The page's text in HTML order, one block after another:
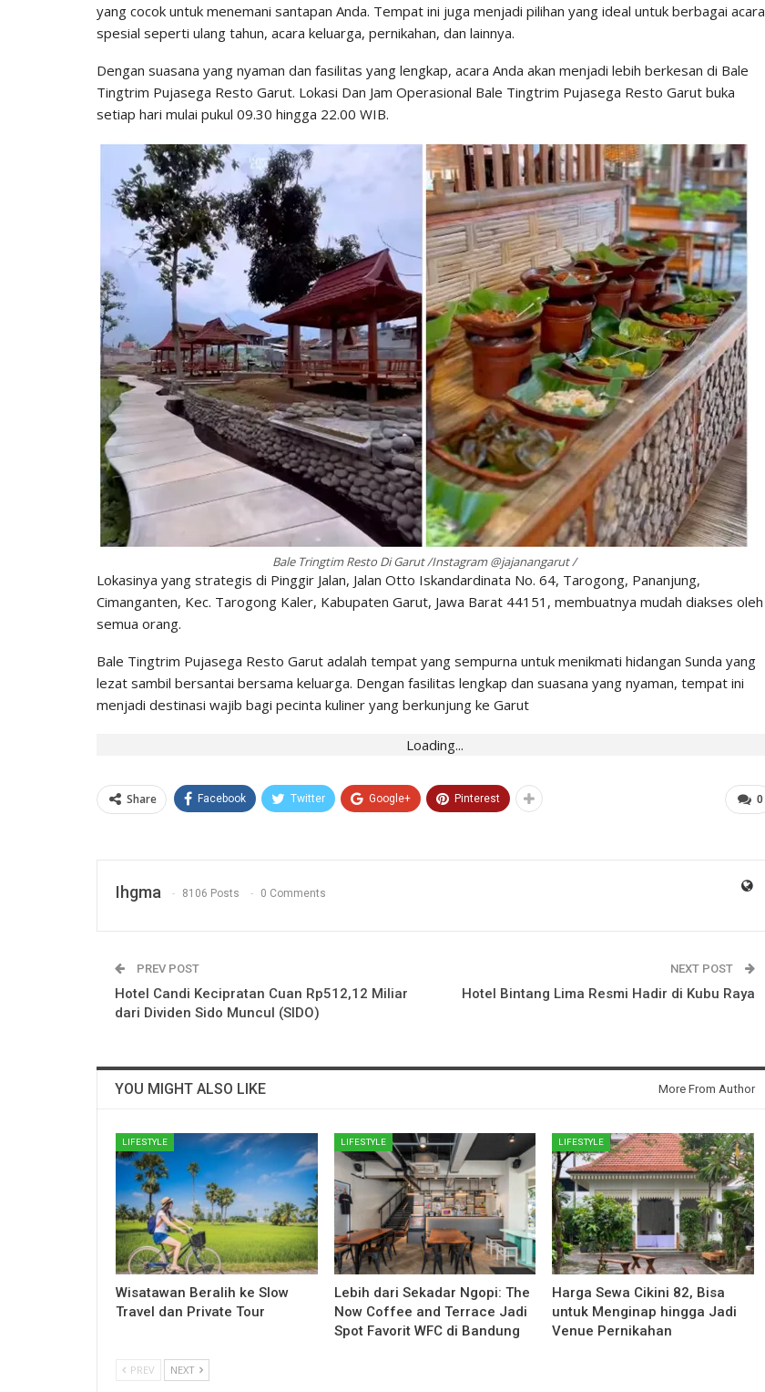
yang cocok untuk menemani santapan Anda. Tempat ini juga menjadi pilihan yang ideal untuk berbagai acara
spesial seperti ulang tahun, acara keluarga, pernikahan, dan lainnya.
Dengan suasana yang nyaman dan fasilitas yang lengkap, acara Anda akan menjadi lebih berkesan di Bale
Tingtrim Pujasega Resto Garut. Lokasi Dan Jam Operasional Bale Tingtrim Pujasega Resto Garut buka
setiap hari mulai pukul 09.30 hingga 22.00 WIB.
Bale Tringtim Resto Di Garut /Instagram @jajanangarut /
Lokasinya yang strategis di Pinggir Jalan, Jalan Otto Iskandardinata No. 64, Tarogong, Pananjung,
Cimanganten, Kec. Tarogong Kaler, Kabupaten Garut, Jawa Barat 44151, membuatnya mudah diakses oleh
semua orang.
Bale Tingtrim Pujasega Resto Garut adalah tempat yang sempurna untuk menikmati hidangan Sunda yang
lezat sambil bersantai bersama keluarga. Dengan fasilitas lengkap dan suasana yang nyaman, tempat ini
menjadi destinasi wajib bagi pecinta kuliner yang berkunjung ke Garut
Loading...
0
Share Facebook Twitter Google+ Pinterest
Ihgma 8106 Posts 0 Comments
PREV POST
Hotel Candi Kecipratan Cuan Rp512,12 Miliar
dari Dividen Sido Muncul (SIDO)
NEXT POST
Hotel Bintang Lima Resmi Hadir di Kubu Raya
YOU MIGHT ALSO LIKE More From Author
LIFESTYLE
Wisatawan Beralih ke Slow
Travel dan Private Tour
LIFESTYLE
Lebih dari Sekadar Ngopi: The
Now Coffee and Terrace Jadi
Spot Favorit WFC di Bandung
LIFESTYLE
Harga Sewa Cikini 82, Bisa
untuk Menginap hingga Jadi
Venue Pernikahan
PREV NEXT